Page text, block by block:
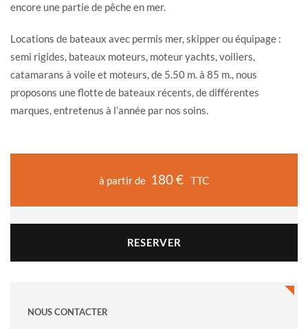
encore une partie de pêche en mer.
Locations de bateaux avec permis mer, skipper ou équipage :
semi rigides, bateaux moteurs, moteur yachts, voiliers,
catamarans à voile et moteurs, de 5.50 m. à 85 m., nous
proposons une flotte de bateaux récents, de différentes
marques, entretenus à l’année par nos soins.
à partir de 180 € TTC
RESERVER
NOUS CONTACTER